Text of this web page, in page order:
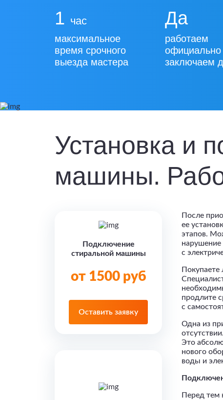
1 час
максимальное
время срочного
выезда мастера
Да
работаем
официально
заключаем
Установка и
машины.
Подключение
стиральной машины
от 1500 руб
Оставить заявку
После
ее
этапов.
нарушение
с
продлите
с
Одна из
Это
нового
воды и
Перед тем